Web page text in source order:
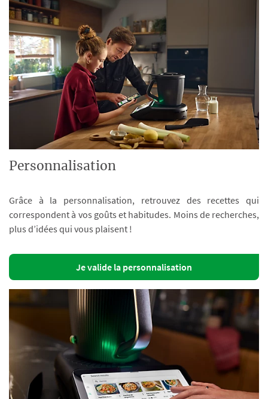
Personnalisation
Grâce à la personnalisation, retrouvez des recettes qui
correspondent à vos goûts et habitudes. Moins de recherches,
plus d’idées qui vous plaisent !
Je valide la personnalisation